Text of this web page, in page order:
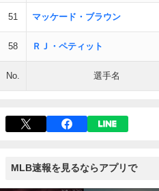
51 マッケード・ブラウン
58 ＲＪ・ペティット
No. 選手名
MLB速報を見るならアプリで